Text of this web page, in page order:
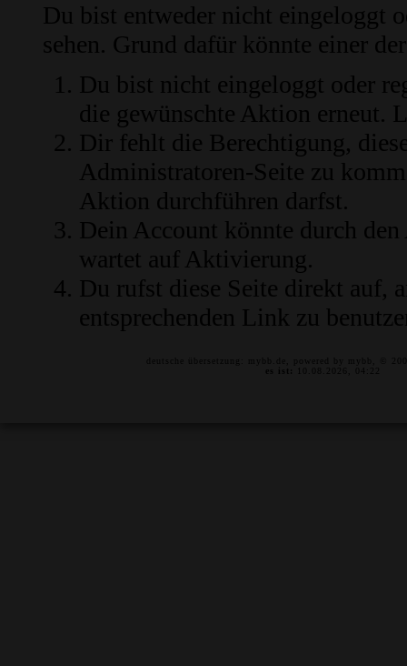
Du bist entweder nicht eingeloggt
sehen. Grund dafür könnte einer
Du bist nicht eingeloggt oder
die gewünschte Aktion erneut.
Dir fehlt die Berechtigung,
Administratoren-Seite zu
Aktion durchführen darfst.
Dein Account könnte durch
wartet auf Aktivierung.
Du rufst diese Seite direkt auf,
entsprechenden Link zu
es ist:
10.08.2026, 04:22